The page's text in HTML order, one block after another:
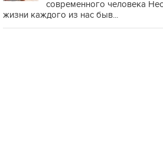
современного человека
жизни каждого из нас быв...